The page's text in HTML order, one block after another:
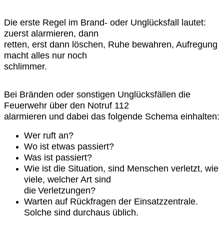
Die erste Regel im Brand- oder Unglücksfall lautet:
zuerst alarmieren, dann
retten, erst dann löschen, Ruhe bewahren, Aufregung
macht alles nur noch
schlimmer.
Bei Bränden oder sonstigen Unglücksfällen die
Feuerwehr über den Notruf 112
alarmieren und dabei das folgende Schema einhalten:
Wer ruft an?
Wo ist etwas passiert?
Was ist passiert?
Wie ist die Situation, sind Menschen verletzt, wie
viele, welcher Art sind
dieVerletzungen?
Warten auf Rückfragen der Einsatzzentrale.
Solche sind durchaus üblich.